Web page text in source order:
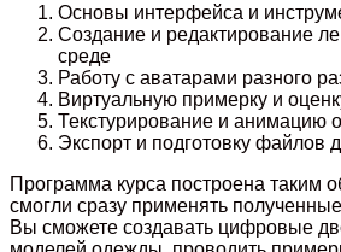
Основы интерфейса и
Создание и редактирование
среде
Работу с аватарами разного
Виртуальную примерку и
Текстурирование и анимацию
Экспорт и подготовку файлов
Программа курса построена таким
смогли сразу применять
Вы сможете создавать цифровые